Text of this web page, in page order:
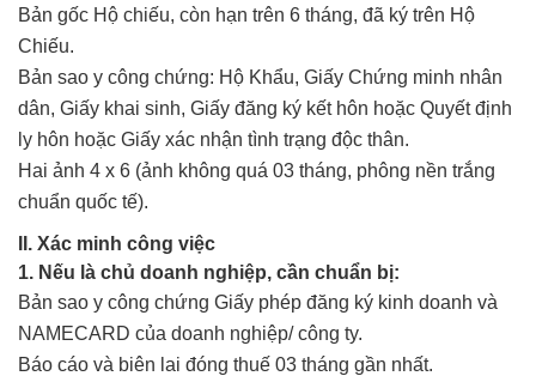
Bản gốc Hộ chiếu, còn hạn trên 6 tháng, đã ký trên Hộ
Chiếu.
Bản sao y công chứng: Hộ Khẩu, Giấy Chứng minh nhân
dân, Giấy khai sinh, Giấy đăng ký kết hôn hoặc Quyết định
ly hôn hoặc Giấy xác nhận tình trạng độc thân.
Hai ảnh 4 x 6 (ảnh không quá 03 tháng, phông nền trắng
chuẩn quốc tế).
II. Xác minh công việc
1. Nếu là chủ doanh nghiệp, cần chuẩn bị:
Bản sao y công chứng Giấy phép đăng ký kinh doanh và
NAMECARD của doanh nghiệp/ công ty.
Báo cáo và biên lai đóng thuế 03 tháng gần nhất.